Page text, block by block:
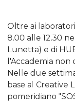
Oltre ai
8.00 alle 12.30
Lunetta) e di
l'Accademia
Nelle due
base al Creative
pomeridiano